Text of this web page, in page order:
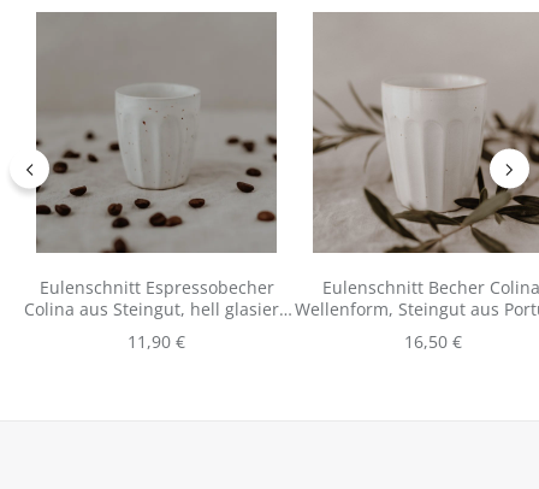
Eulenschnitt Espressobecher
Colina aus Steingut, hell glasiert,
Regulärer Preis:
11,90 €
Eulenschnitt Becher
Wellenform, Steingut aus
Regulärer Preis:
16,50 €